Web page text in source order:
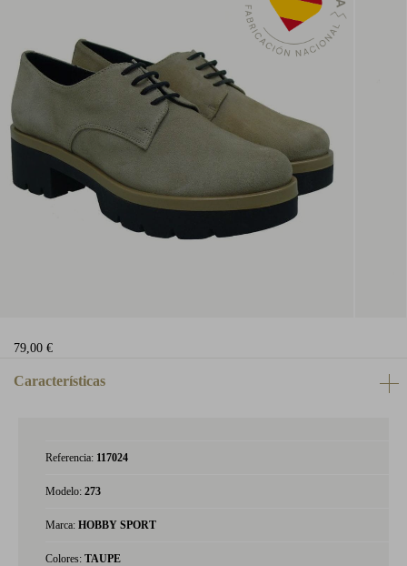
79,00 €
Características
Referencia: 117024
Modelo: 273
Marca: HOBBY SPORT
Colores: TAUPE